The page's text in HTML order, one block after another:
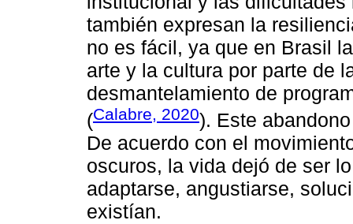
también expresan la
no es fácil, ya que en Brasil
arte y la cultura por parte de
desmantelamiento de
(Calabre, 2020). Este
De acuerdo con el
oscuros, la vida dejó de ser
adaptarse, angustiarse,
existían.